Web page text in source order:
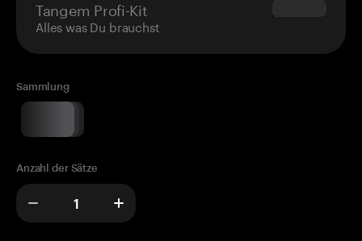
Tangem Profi-Kit
Alles was Du brauchst
$180.00
Sammlung
Anzahl der Sätze